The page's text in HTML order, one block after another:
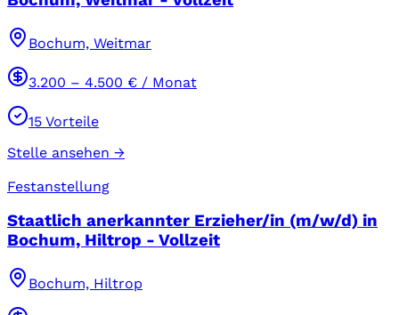
Bochum, Weitmar
3.200 – 4.500 € / Monat
15 Vorteile
Stelle ansehen →
Festanstellung
Staatlich anerkannter Erzieher/in (m/w/d) in
Bochum, Hiltrop - Vollzeit
Bochum, Hiltrop